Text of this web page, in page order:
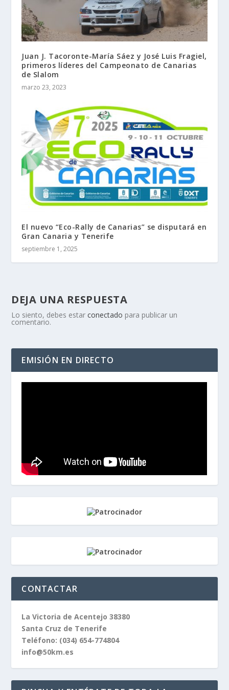
Juan J. Tacoronte-María Sáez y José Luis Fragiel,
primeros líderes del Campeonato de Canarias
de Slalom
marzo 23, 2023
El nuevo “Eco-Rally de Canarias” se disputará en
Gran Canaria y Tenerife
septiembre 1, 2025
DEJA UNA RESPUESTA
Lo siento, debes estarconectado para publicar un
comentario.
EMISIÓN EN DIRECTO
CONTACTAR
La Victoria de Acentejo 38380
Santa Cruz de Tenerife
Teléfono: (034) 654-774804
info@50km.es